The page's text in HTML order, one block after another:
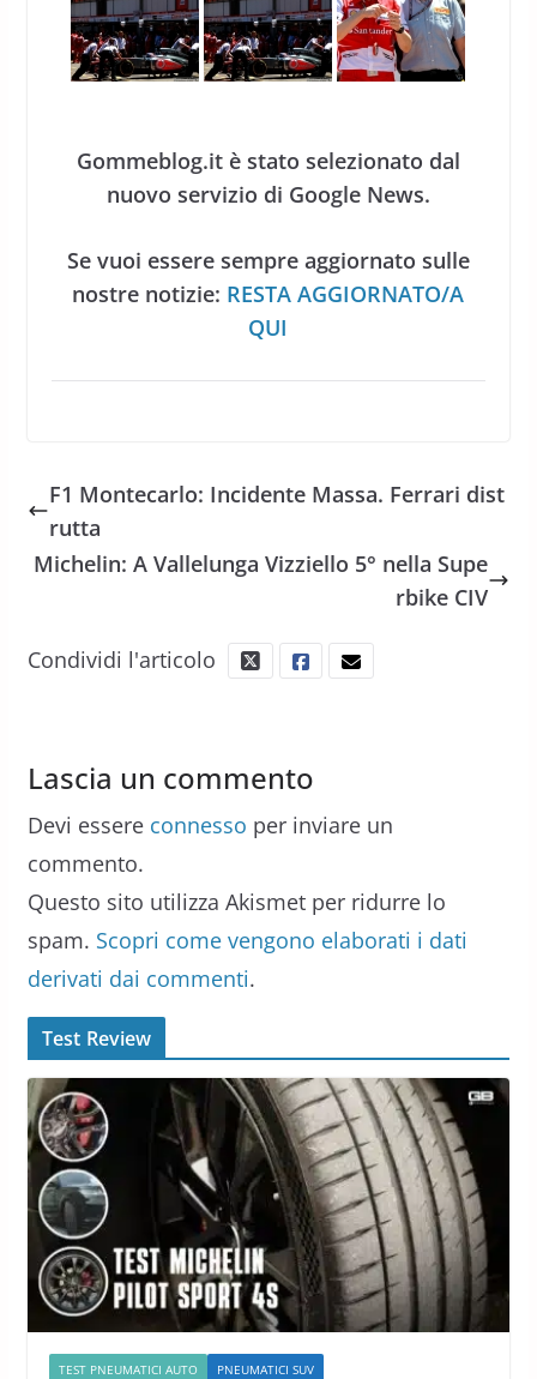
Gommeblog.it è stato selezionato dal
nuovo servizio di Google News.
Se vuoi essere sempre aggiornato sulle
nostre notizie: RESTA AGGIORNATO/A
QUI
F1 Montecarlo: Incidente Massa. Ferrari dist
rutta
Michelin: A Vallelunga Vizziello 5° nella Supe
rbike CIV
Condividi l'articolo
Lascia un commento
Devi essere connesso per inviare un
commento.
Questo sito utilizza Akismet per ridurre lo
spam. Scopri come vengono elaborati i dati
derivati dai commenti.
Test Review
TEST PNEUMATICI AUTO PNEUMATICI SUV